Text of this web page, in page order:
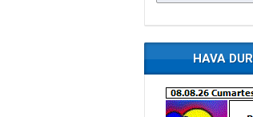
HAVA